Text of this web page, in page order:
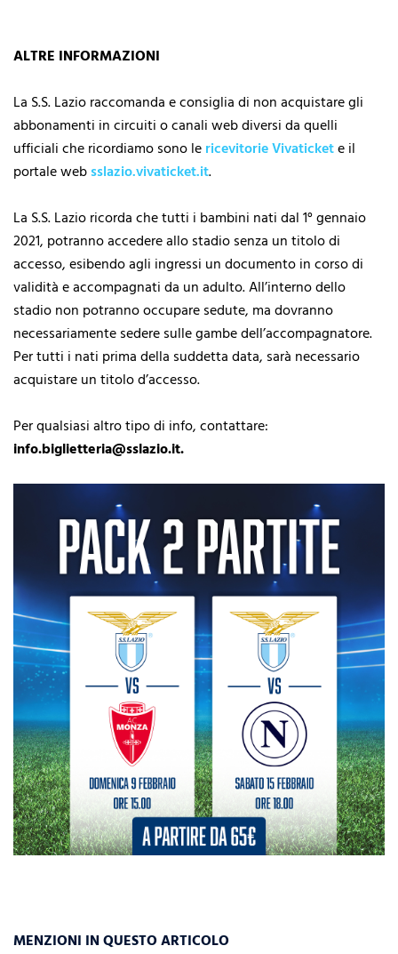
ALTRE INFORMAZIONI
La S.S. Lazio raccomanda e consiglia di non acquistare gli
abbonamenti in circuiti o canali web diversi da quelli
ufficiali che ricordiamo sono lericevitorie Vivatickete il
portale websslazio.vivaticket.it.
La S.S. Lazio ricorda che tutti i bambini nati dal 1° gennaio
2021, potranno accedere allo stadio senza un titolo di
accesso, esibendo agli ingressi un documento in corso di
validità e accompagnati da un adulto. All’interno dello
stadio non potranno occupare sedute, ma dovranno
necessariamente sedere sulle gambe dell’accompagnatore.
Per tutti i nati prima della suddetta data, sarà necessario
acquistare un titolo d’accesso.
Per qualsiasi altro tipo di info, contattare:
info.biglietteria@sslazio.it.
MENZIONI IN QUESTO ARTICOLO